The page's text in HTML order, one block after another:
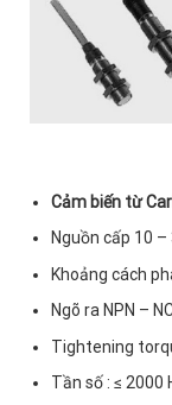
Cảm biến từ
Nguồn cấp 10 –
Khoảng cách
Ngõ ra NPN –
Tightening
Tần số : ≤ 2000